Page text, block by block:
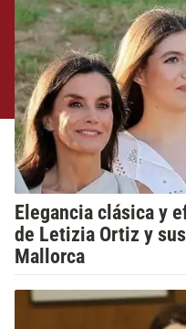
Elegancia clásica y
de Letizia Ortiz y
Mallorca